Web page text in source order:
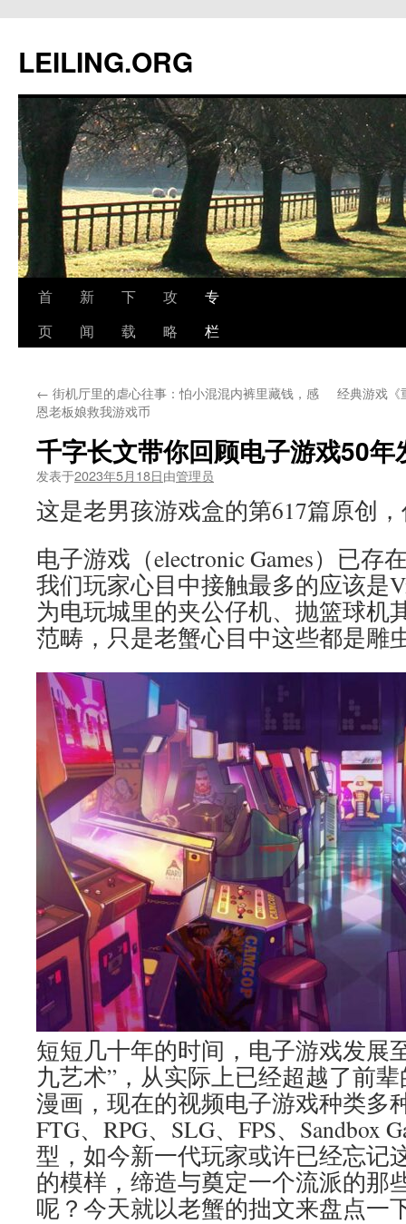
文
LEILING.ORG
首
页
新
闻
下
载
攻
略
专
栏
← 街机厅里的虐心往事：怕小混混内裤里藏钱，感
恩老板娘救我游戏币
经典游戏《
千字长文带你回顾电子游戏50年
发表于2023年5月18日由管理员
这是老男孩游戏盒的第617篇原创
电子游戏（electronic Games）已存
我们玩家心目中接触最多的应该是
为电玩城里的夹公仔机、抛篮球机
范畴，只是老蟹心目中这些都是雕
短短几十年的时间，电子游戏发展
九艺术”，从实际上已经超越了前
漫画，现在的视频电子游戏种类多
FTG、RPG、SLG、FPS、Sandbox
型，如今新一代玩家或许已经忘记
的模样，缔造与奠定一个流派的那
呢？今天就以老蟹的拙文来盘点一